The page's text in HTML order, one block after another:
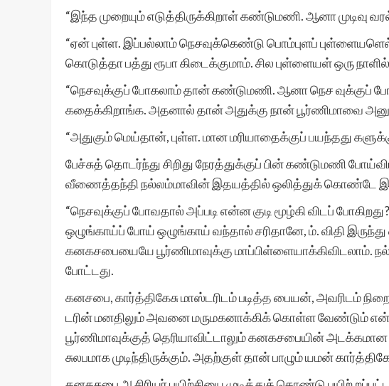
“இந்த முறையும் எடுத்திருக்கிறாள் கண்டுமணி. ஆனா முடிவு
“ஏன் புள்ள. இப்பல்லாம் நெசவுக்கெண்டு பொம்புளப்
கொடுத்தா பத்து ரூபா கிடைக்குமாம். சில புள்ளையள் ஒரு நாளில்
“நெசவுக்குப் போகலாம் தான் கண்டுமணி. ஆனா நெச வுக்குப்
கதைக்கிறாங்க. அதனால் தான் அதுக்கு நான் பூர்ணிமாவை
“அதுகும் மெய்தான், புள்ள. மான மரியாதைக்குப் பயந்தது
பேச்சுத் தொடர்ந்து சிறிது நேரத்துக்குப் பின் கண்டுமணி
வீணைத்தந்தி நல்லம்மாவின் இதயத்தில் ஒலித்துக் கொண்டே
“நெசவுக்குப் போவதால் அப்படி என்ன குடி மூழ்கி விடப்
ஒழுங்காய்ப் போய் ஒழுங்காய் வந்தால் சரிதானே, ம். விதி இருந்து
கனகசபையையே பூர்ணிமாவுக்கு மாப்பிள்ளையாக்கிவிடலாம்.
போட்டது.
கனசபை, கார்த்திகேசு மாஸ்டரிடம் படித்த பையன், அவரிடம்
டரின் மனதிலும் அவனை மருமகனாக்கிக் கொள்ள வேண்டும்
பூர்ணிமாவுக்குத் தெரியாவிட்டாலும் கனகசபையின்
சுலபமாக முடிந்திருக்கும். அதற்குள் தான் பாழும் யமன்